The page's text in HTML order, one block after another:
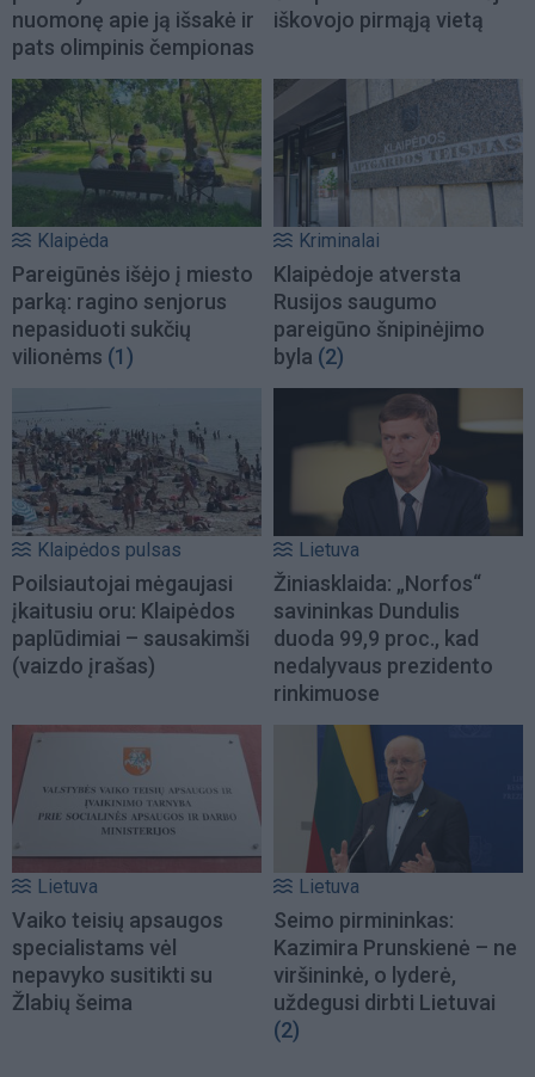
nuomonę apie ją išsakė ir
pats olimpinis čempionas
iškovojo pirmąją vietą
Klaipėda
Pareigūnės išėjo į miesto
parką: ragino senjorus
nepasiduoti sukčių
vilionėms (1)
Kriminalai
Klaipėdoje atversta
Rusijos saugumo
pareigūno šnipinėjimo
byla (2)
Klaipėdos pulsas
Poilsiautojai mėgaujasi
įkaitusiu oru: Klaipėdos
paplūdimiai – sausakimši
(vaizdo įrašas)
Lietuva
Žiniasklaida: „Norfos“
savininkas Dundulis
duoda 99,9 proc., kad
nedalyvaus prezidento
rinkimuose
Lietuva
Vaiko teisių apsaugos
specialistams vėl
nepavyko susitikti su
Žlabių šeima
Lietuva
Seimo pirmininkas:
Kazimira Prunskienė – ne
viršininkė, o lyderė,
uždegusi dirbti Lietuvai
(2)